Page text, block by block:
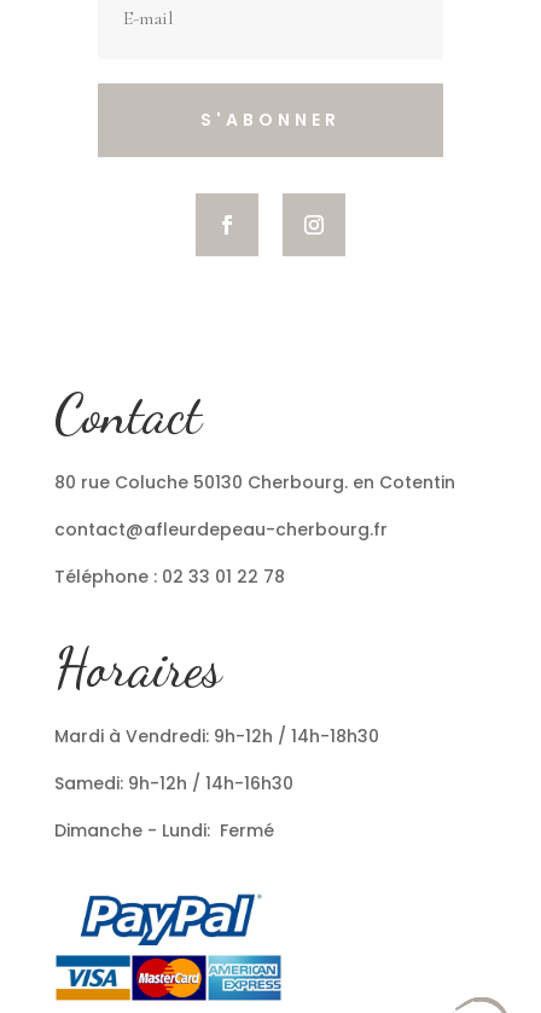
S'ABONNER
Contact
80 rue Coluche 50130 Cherbourg. en Cotentin
contact@afleurdepeau-cherbourg.fr
Téléphone : 02 33 01 22 78
Horaires
Mardi à Vendredi: 9h-12h / 14h-18h30
Samedi: 9h-12h / 14h-16h30
Dimanche - Lundi: Fermé